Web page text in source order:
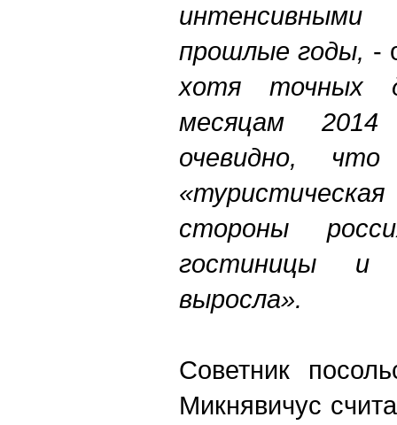
прошлые годы, -
хотя точных
месяцам
очевидно,
стороны
гостиницы и
выросла».
Советник
Микнявичус